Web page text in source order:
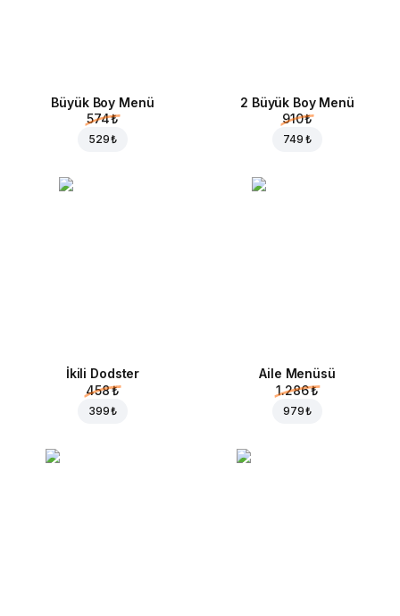
Büyük Boy Menü
574 ₺
529 ₺
2 Büyük Boy Menü
910 ₺
749 ₺
İkili Dodster
458 ₺
399 ₺
Aile Menüsü
1.286 ₺
979 ₺